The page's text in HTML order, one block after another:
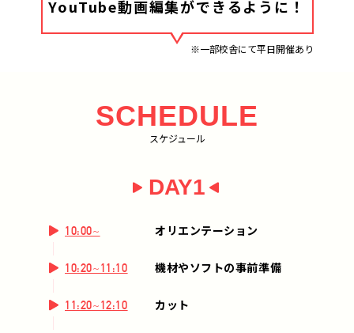
YouTube動画編集ができるように！
※一部校舎にて平日開催あり
SCHEDULE
スケジュール
DAY1
10:00~ オリエンテーション
10:20~11:10 機材やソフトの事前準備
11:20~12:10 カット